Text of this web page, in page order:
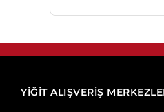
YİĞİT ALIŞVERİŞ